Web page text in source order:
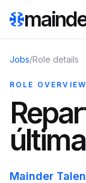
Jobs/Role details
ROLE OVERVIEW
Mainder